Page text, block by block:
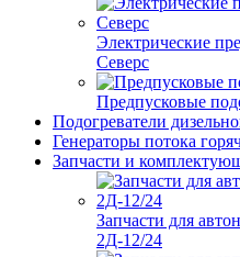
Электрические
Северс
Предпусковые
Подогреватели
Генераторы потока
Запчасти и
Запчасти для
2Д-12/24